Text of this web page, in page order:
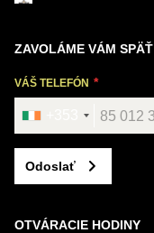
ZAVOLÁME VÁM SPÄŤ
VÁŠ TELEFÓN
Odoslať
OTVÁRACIE HODINY